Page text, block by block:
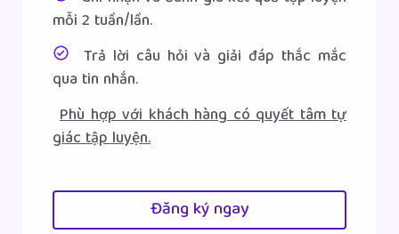
mỗi 2 tuần/lần.
Trả lời câu hỏi và giải đáp thắc mắc
qua tin nhắn.
Phù hợp với khách hàng có quyết tâm tự
giác tập luyện.
Đăng ký ngay